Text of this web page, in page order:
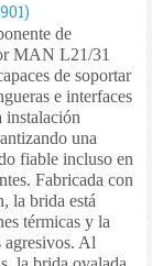
de
MAN L21/31
de soportar
e interfaces
instalación
una
fiable incluso en
Fabricada con
la brida está
térmicas y la
agresivos. Al